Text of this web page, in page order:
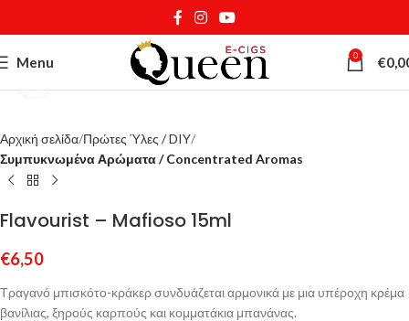
Menu 0 €
Κάντε κλικ για μεγέθυνση
Αρχική σελίδα Πρώτες Ύλες / DIY
Συμπυκνωμένα Αρώματα / Concentrated Aromas
Flavourist – Mafioso 15ml
€6,50
Τραγανό μπισκότο-κράκερ συνδυάζεται αρμονικά με μια υπέροχη κρέμα
βανίλιας, ξηρούς καρπούς και κομματάκια μπανάνας.